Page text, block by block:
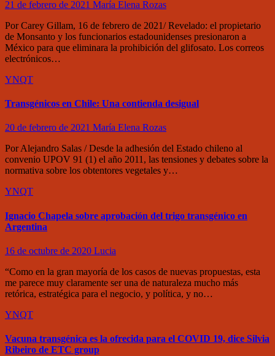
21 de febrero de 2021 María Elena Rozas
Por Carey Gillam, 16 de febrero de 2021/ Revelado: el propietario
de Monsanto y los funcionarios estadounidenses presionaron a
México para que eliminara la prohibición del glifosato. Los correos
electrónicos…
YNQT
Transgénicos en Chile: Una contienda desigual
20 de febrero de 2021 María Elena Rozas
Por Alejandro Salas / Desde la adhesión del Estado chileno al
convenio UPOV 91 (1) el año 2011, las tensiones y debates sobre la
normativa sobre los obtentores vegetales y…
YNQT
Ignacio Chapela sobre aprobación del trigo transgénico en
Argentina
16 de octubre de 2020 Lucia
“Como en la gran mayoría de los casos de nuevas propuestas, esta
me parece muy claramente ser una de naturaleza mucho más
retórica, estratégica para el negocio, y política, y no…
YNQT
Vacuna transgénica es la ofrecida para el COVID 19, dice Silvia
Ribeiro de ETC group